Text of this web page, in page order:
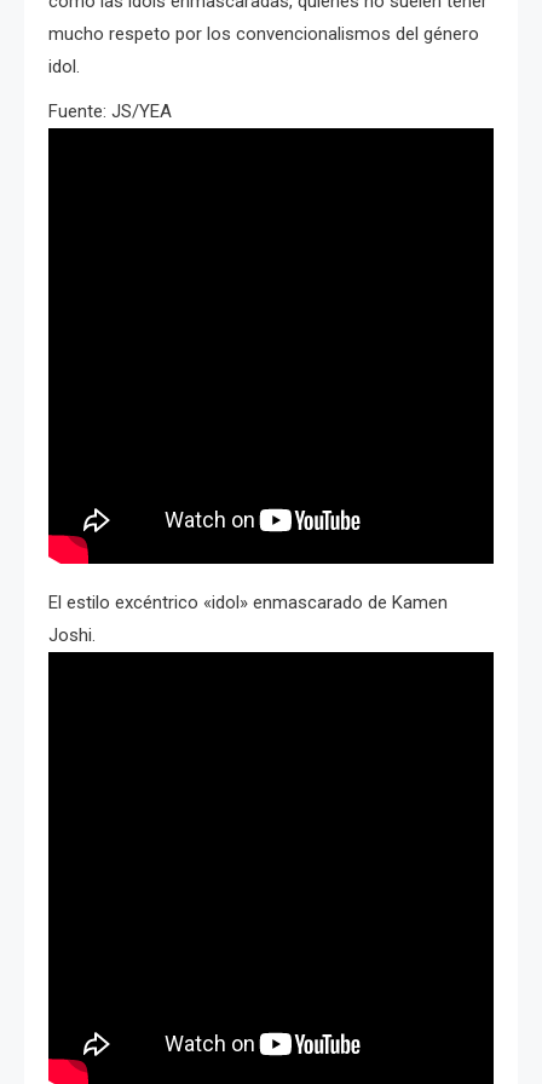
mucho respeto por los convencionalismos del género
idol.
Fuente: JS/YEA
El estilo excéntrico «idol» enmascarado de Kamen
Joshi.